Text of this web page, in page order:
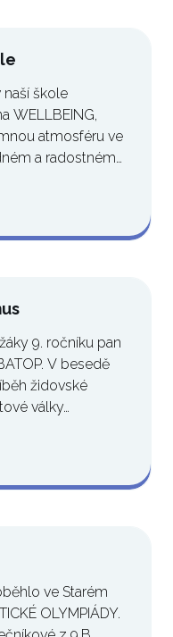
naší škole
WELLBEING,
atmosféru ve
a radostném
9. ročníku pan
V besedě
židovské
války…
ve Starém
OLYMPIÁDY.